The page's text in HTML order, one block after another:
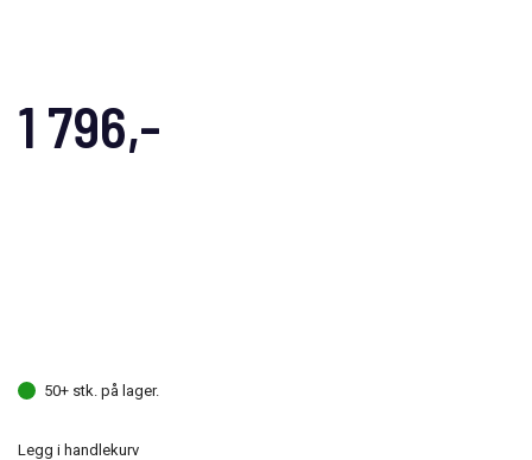
1 796,-
50+ stk. på lager.
Legg i handlekurv